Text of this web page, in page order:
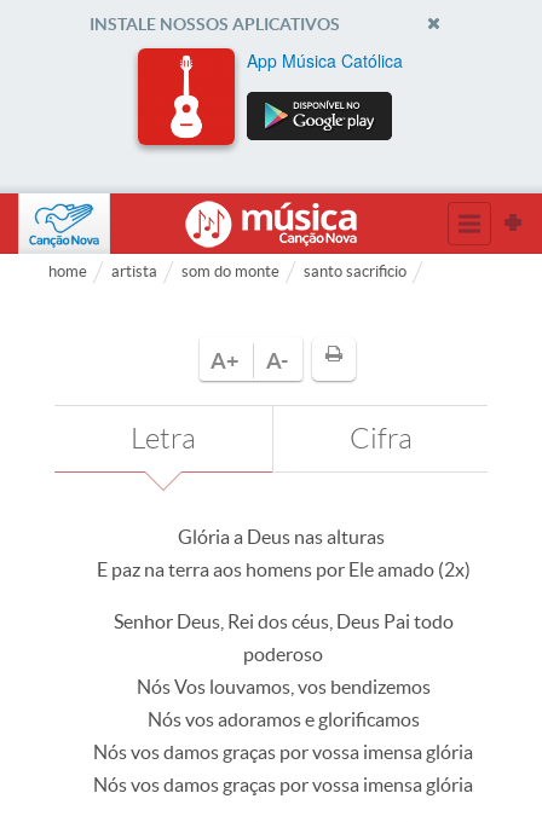
INSTALE NOSSOS APLICATIVOS
App Música Católica
home artista som do monte santo sacrificio
A+ A-
Letra Cifra
Glória a Deus nas alturas
E paz na terra aos homens por Ele amado (2x)
Senhor Deus, Rei dos céus, Deus Pai todo
poderoso
Nós Vos louvamos, vos bendizemos
Nós vos adoramos e glorificamos
Nós vos damos graças por vossa imensa glória
Nós vos damos graças por vossa imensa glória